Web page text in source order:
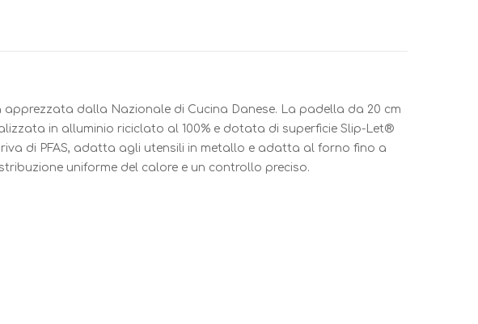
dalla Nazionale di Cucina Danese. La padella da 20 cm
in alluminio riciclato al 100% e dotata di superficie Slip-Let®
di PFAS, adatta agli utensili in metallo e adatta al forno fino a
uniforme del calore e un controllo preciso.